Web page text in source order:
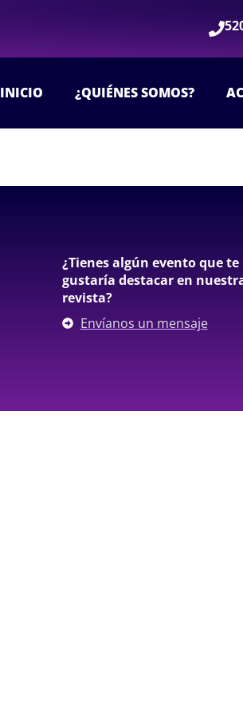
INICIO ¿QUIÉNES SOMOS?
¿Tienes algún evento que te
gustaría destacar en
revista?
Envíanos un mensaje